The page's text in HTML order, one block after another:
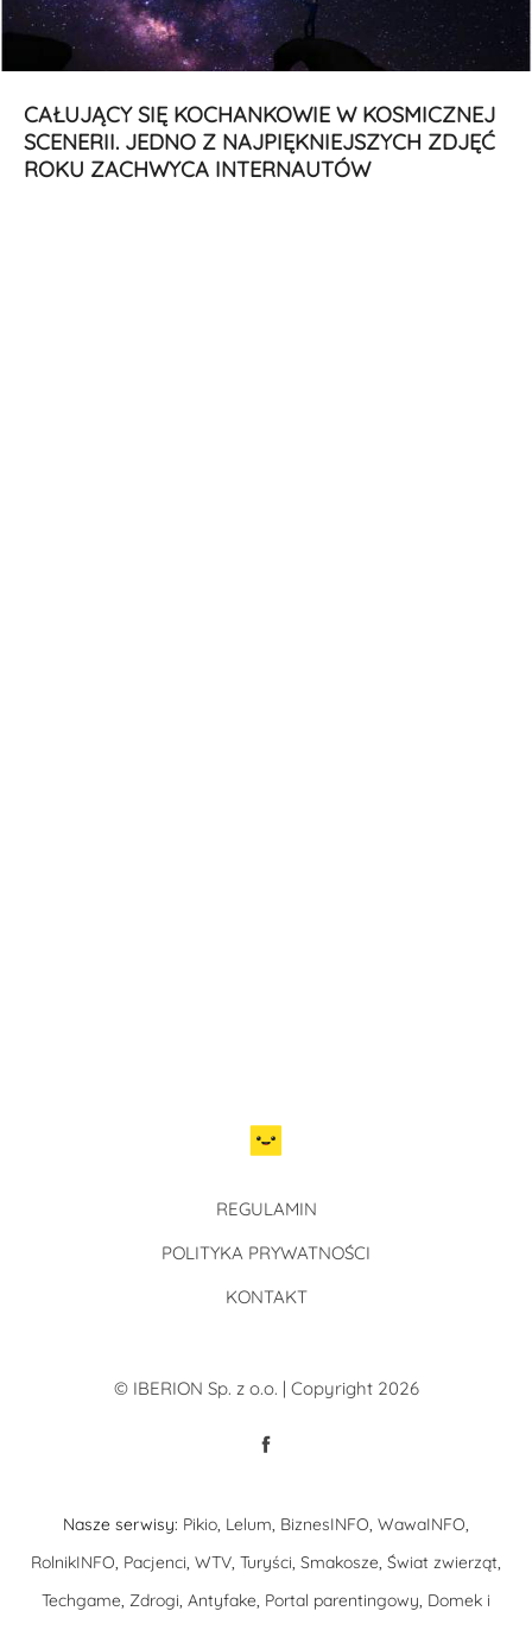
CAŁUJĄCY SIĘ KOCHANKOWIE W KOSMICZNEJ
SCENERII. JEDNO Z NAJPIĘKNIEJSZYCH ZDJĘĆ
ROKU ZACHWYCA INTERNAUTÓW
REGULAMIN
POLITYKA PRYWATNOŚCI
KONTAKT
© IBERION Sp. z o.o. | Copyright 2026
Nasze serwisy: Pikio, Lelum, BiznesINFO, WawaINFO,
RolnikINFO, Pacjenci, WTV, Turyści, Smakosze, Świat zwierząt,
Techgame, Zdrogi, Antyfake, Portal parentingowy, Domek i